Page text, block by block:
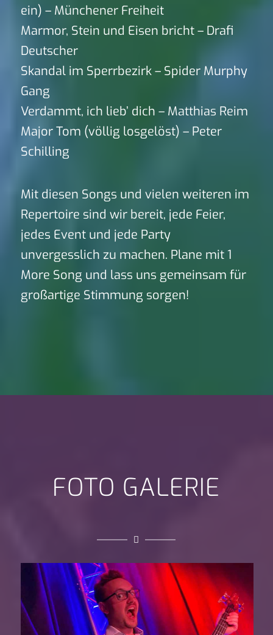
ein) – Münchener Freiheit
Marmor, Stein und Eisen bricht – Drafi
Deutscher
Skandal im Sperrbezirk – Spider Murphy
Gang
Verdammt, ich lieb’ dich – Matthias Reim
Major Tom (völlig losgelöst) – Peter
Schilling
Mit diesen Songs und vielen weiteren im
Repertoire sind wir bereit, jede Feier,
jedes Event und jede Party
unvergesslich zu machen. Plane mit 1
More Song und lass uns gemeinsam für
großartige Stimmung sorgen!
FOTO GALERIE